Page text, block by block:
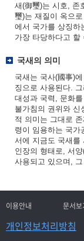
새(御璽)는 시호, 존
璽)는 재질이 옥으
에서 국가를 상징하
가장 타당하다고 할
국새의 의미
국새는 국사(國事)
징으로 사용된다.
대성과 국력, 문화
불가침의 권위와 신
적 의미는 그대로
령이 임용하는 국가
서에 지금도 국새를
인장의 형태로, 서
사용되고 있으며,
이용안내 문서
개인정보처리방침